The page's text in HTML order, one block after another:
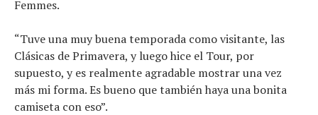
Femmes.
“Tuve una muy buena temporada como visitante, las
Clásicas de Primavera, y luego hice el Tour, por
supuesto, y es realmente agradable mostrar una vez
más mi forma. Es bueno que también haya una bonita
camiseta con eso”.